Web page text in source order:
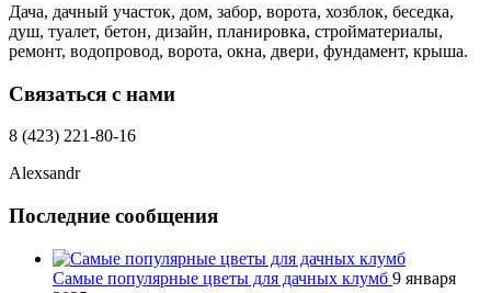
Дача, дачный участок, дом, забор, ворота, хозблок, беседка,
душ, туалет, бетон, дизайн, планировка, стройматериалы,
ремонт, водопровод, ворота, окна, двери, фундамент, крыша.
Связаться с нами
8 (423) 221-80-16
Alexsandr
Последние сообщения
Самые популярные цветы для дачных клумб 9 января